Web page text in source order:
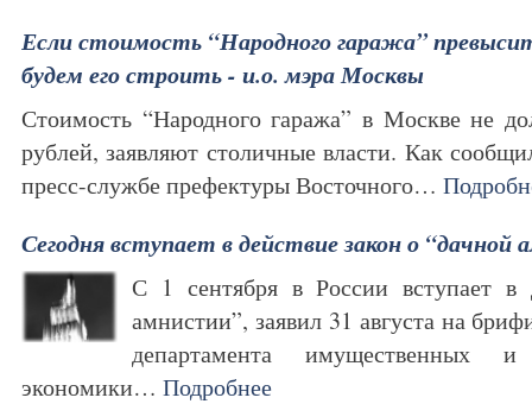
Если стоимость “Народного гаража”
будем его строить - и.о. мэра Москвы
Стоимость “Народного гаража” в Москве не
рублей, заявляют столичные власти. Как
пресс-службе префектуры Восточного…
Сегодня вступает в действие закон о “дачной
С 1 сентября в России вступает в
амнистии”, заявил 31 августа на
департамента имущественных
экономики… Подробнее